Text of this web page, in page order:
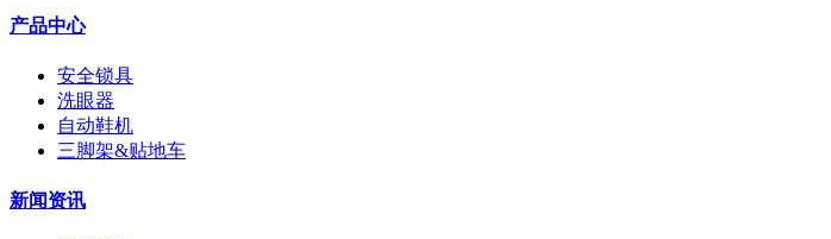
产品中心
安全锁具
洗眼器
自动鞋机
三脚架&贴地车
新闻资讯